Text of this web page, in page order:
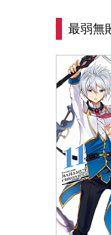
最弱無